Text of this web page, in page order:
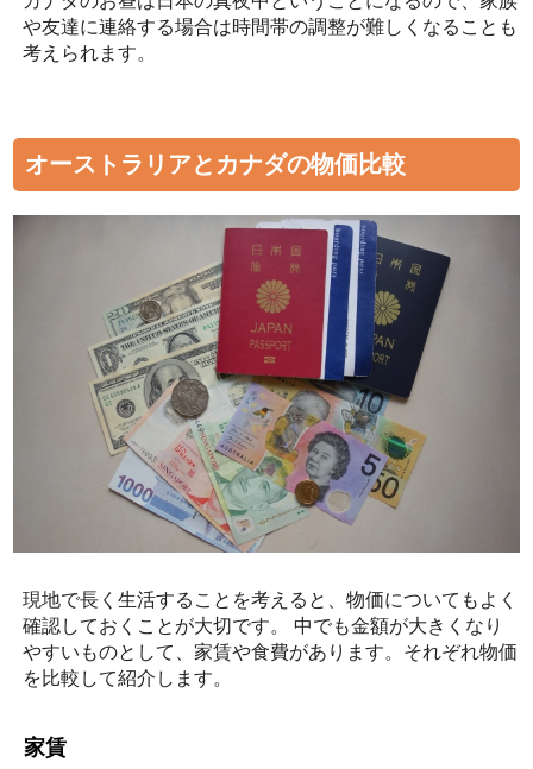
や友達に連絡する場合は時間帯の調整が難しくなることも
考えられます。
オーストラリアとカナダの物価比較
現地で長く生活することを考えると、物価についてもよく
確認しておくことが大切です。 中でも金額が大きくなり
やすいものとして、家賃や食費があります。それぞれ物価
を比較して紹介します。
家賃